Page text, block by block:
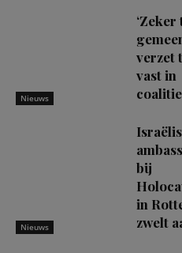
Nieuws
verzet
vast in
Nieuws
bij
in
zwelt